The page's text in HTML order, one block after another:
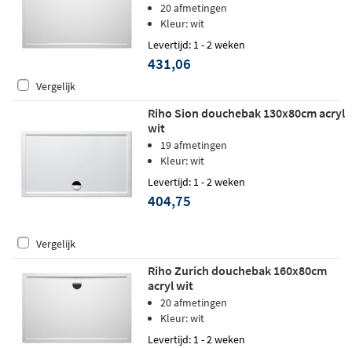
20 afmetingen
Kleur: wit
Levertijd: 1 - 2 weken
431,06
Vergelijk
Riho Sion douchebak 130x80cm acryl
wit
19 afmetingen
Kleur: wit
Levertijd: 1 - 2 weken
404,75
Vergelijk
Riho Zurich douchebak 160x80cm
acryl wit
20 afmetingen
Kleur: wit
Levertijd: 1 - 2 weken